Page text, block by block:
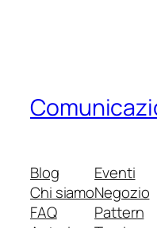
Blog
Chi siamo
FAQ
Eventi
Negozio
Pattern